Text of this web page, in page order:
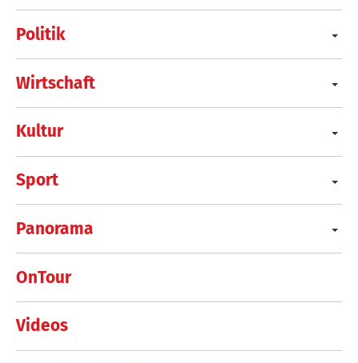
Politik
Wirtschaft
Kultur
Sport
Panorama
OnTour
Videos